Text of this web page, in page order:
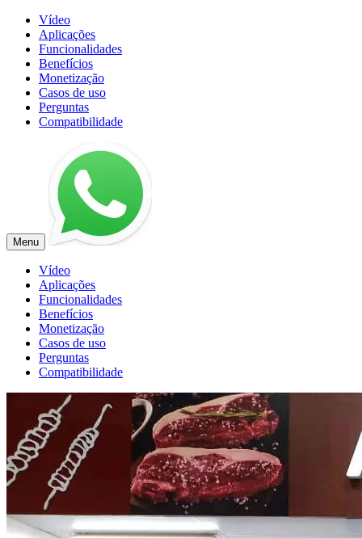
Vídeo
Aplicações
Funcionalidades
Benefícios
Monetização
Casos de uso
Perguntas
Compatibilidade
Menu
Vídeo
Aplicações
Funcionalidades
Benefícios
Monetização
Casos de uso
Perguntas
Compatibilidade